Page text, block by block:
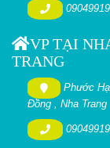
VP TẠI
TRANG
Phước
Đồng , Nha Trang